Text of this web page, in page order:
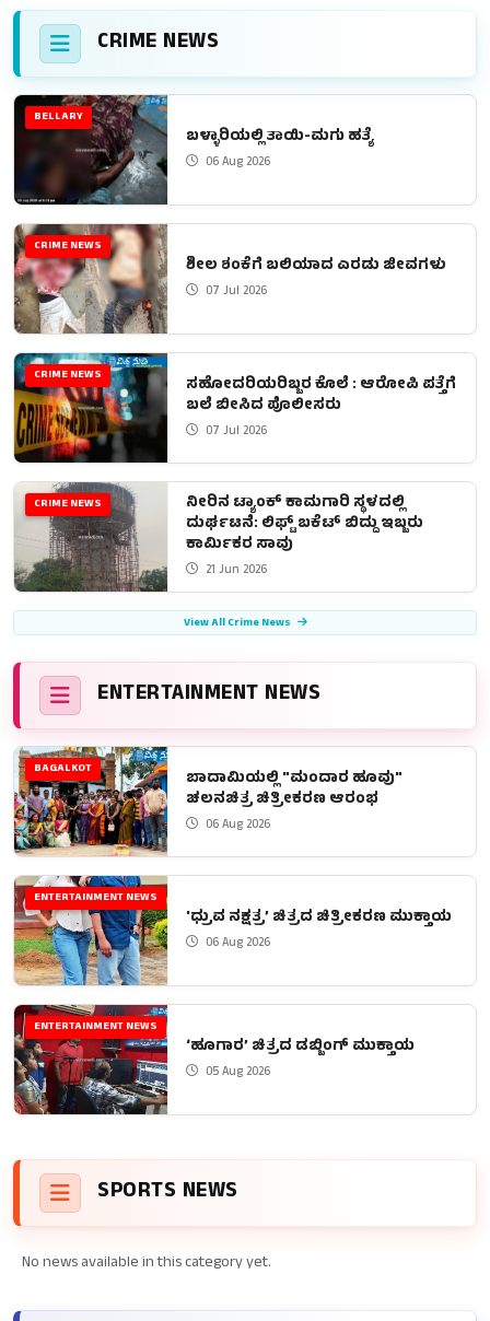
CRIME NEWS
BELLARY
ಬಳ್ಳಾರಿಯಲ್ಲಿ ತಾಯಿ-ಮಗು ಹತ್ಯೆ
06 Aug 2026
CRIME NEWS
ಶೀಲ ಶಂಕೆಗೆ ಬಲಿಯಾದ ಎರಡು ಜೀವಗಳು
07 Jul 2026
CRIME NEWS
ಸಹೋದರಿಯರಿಬ್ಬರ ಕೊಲೆ : ಆರೋಪಿ ಪತ್ತೆಗೆ
ಬಲೆ ಬೀಸಿದ ಪೊಲೀಸರು
07 Jul 2026
CRIME NEWS
ನೀರಿನ ಟ್ಯಾಂಕ್ ಕಾಮಗಾರಿ ಸ್ಥಳದಲ್ಲಿ
ದುರ್ಘಟನೆ: ಲಿಫ್ಟ್ ಬಕೆಟ್ ಬಿದ್ದು ಇಬ್ಬರು
ಕಾರ್ಮಿಕರ ಸಾವು
21 Jun 2026
View All Crime News
ENTERTAINMENT NEWS
BAGALKOT
ಬಾದಾಮಿಯಲ್ಲಿ "ಮಂದಾರ ಹೂವು"
ಚಲನಚಿತ್ರ ಚಿತ್ರೀಕರಣ ಆರಂಭ
06 Aug 2026
ENTERTAINMENT NEWS
'ಧ್ರುವ ನಕ್ಷತ್ರ’ ಚಿತ್ರದ ಚಿತ್ರೀಕರಣ ಮುಕ್ತಾಯ
06 Aug 2026
ENTERTAINMENT NEWS
‘ಹೂಗಾರ’ ಚಿತ್ರದ ಡಬ್ಬಿಂಗ್ ಮುಕ್ತಾಯ
05 Aug 2026
SPORTS NEWS
No news available in this category yet.